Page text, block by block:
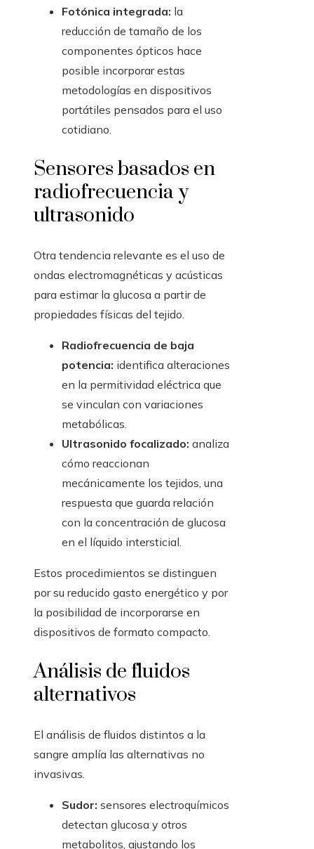
Fotónica integrada: la
reducción de tamaño de los
componentes ópticos hace
posible incorporar estas
metodologías en dispositivos
portátiles pensados para el uso
cotidiano.
Sensores basados en
radiofrecuencia y
ultrasonido
Otra tendencia relevante es el uso de
ondas electromagnéticas y acústicas
para estimar la glucosa a partir de
propiedades físicas del tejido.
Radiofrecuencia de baja
potencia: identifica alteraciones
en la permitividad eléctrica que
se vinculan con variaciones
metabólicas.
Ultrasonido focalizado: analiza
cómo reaccionan
mecánicamente los tejidos, una
respuesta que guarda relación
con la concentración de glucosa
en el líquido intersticial.
Estos procedimientos se distinguen
por su reducido gasto energético y por
la posibilidad de incorporarse en
dispositivos de formato compacto.
Análisis de fluidos
alternativos
El análisis de fluidos distintos a la
sangre amplía las alternativas no
invasivas.
Sudor: sensores electroquímicos
detectan glucosa y otros
metabolitos, ajustando los